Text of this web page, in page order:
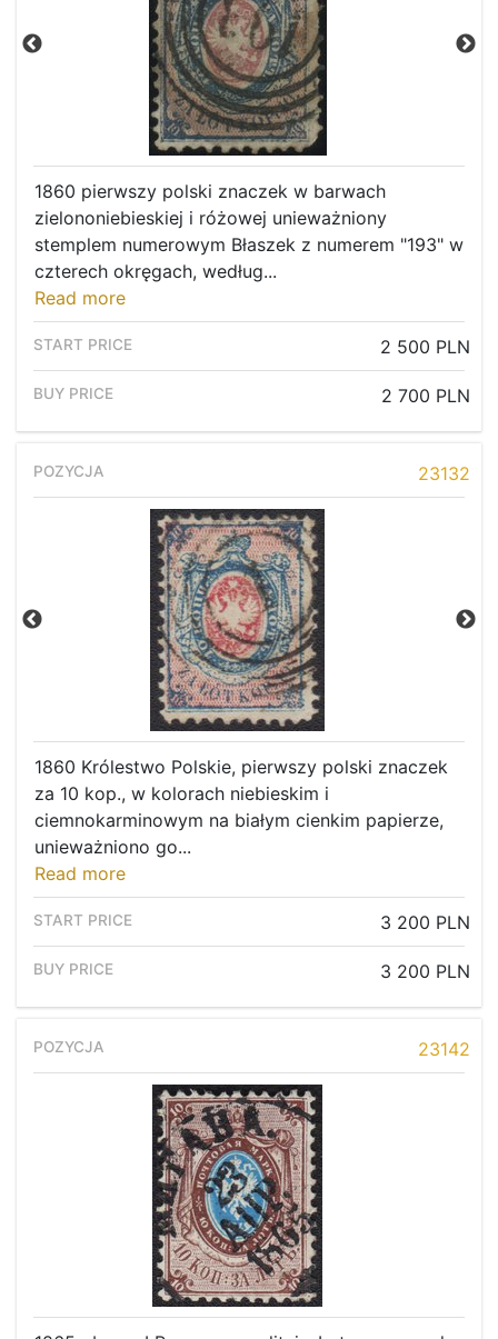
1860 pierwszy polski znaczek w barwach
zielononiebieskiej i różowej unieważniony
stemplem numerowym Błaszek z numerem "193" w
czterech okręgach, według...
Read more
2 500 PLN
2 700 PLN
23132
1860 Królestwo Polskie, pierwszy polski znaczek
za 10 kop., w kolorach niebieskim i
ciemnokarminowym na białym cienkim papierze,
unieważniono go...
Read more
3 200 PLN
3 200 PLN
23142